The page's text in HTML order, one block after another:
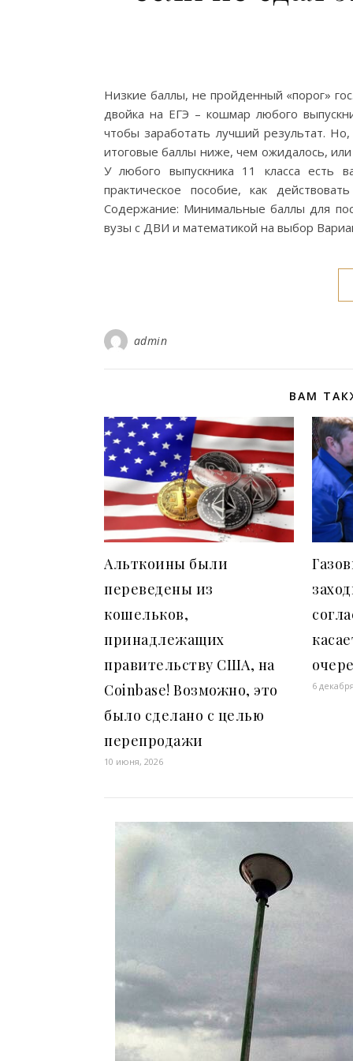
Низкие баллы, не пройденный «порог»
двойка на ЕГЭ – кошмар любого
чтобы заработать лучший результат.
итоговые баллы ниже, чем ожидалось,
У любого выпускника 11 класса есть
практическое пособие, как
Содержание: Минимальные баллы для
вузы с ДВИ и математикой на выбор
admin
ВАМ
Альткоины были
переведены из
кошельков,
принадлежащих
правительству США, на
Coinbase! Возможно, это
было сделано с целью
перепродажи
10 июня, 2026
6